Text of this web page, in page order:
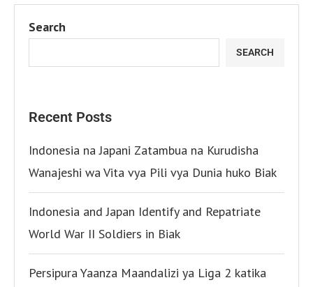
Search
SEARCH
Recent Posts
Indonesia na Japani Zatambua na Kurudisha
Wanajeshi wa Vita vya Pili vya Dunia huko Biak
Indonesia and Japan Identify and Repatriate
World War II Soldiers in Biak
Persipura Yaanza Maandalizi ya Liga 2 katika